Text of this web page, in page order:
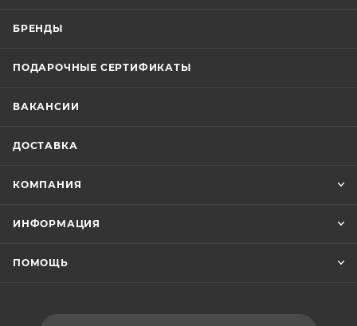
БРЕНДЫ
ПОДАРОЧНЫЕ СЕРТИФИКАТЫ
ВАКАНСИИ
ДОСТАВКА
КОМПАНИЯ
ИНФОРМАЦИЯ
ПОМОЩЬ